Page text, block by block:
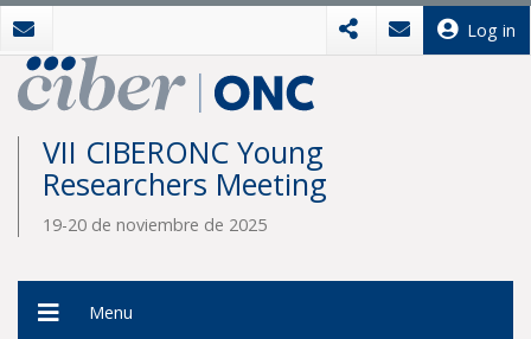
Log in
VII CIBERONC Young
Researchers Meeting
19-20 de noviembre de 2025
Menu